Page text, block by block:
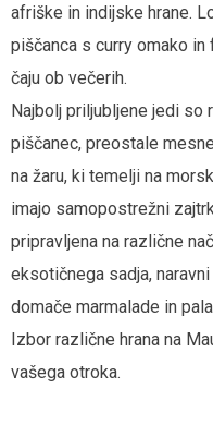
afriške in indijske hrane.
piščanca s curry omako
čaju ob večerih.
Najbolj priljubljene jedi so
piščanec, preostale
na žaru, ki temelji na
imajo samopostrežni
pripravljena na različne
eksotičnega sadja,
domače marmalade in
Izbor različne hrana na
vašega otroka.